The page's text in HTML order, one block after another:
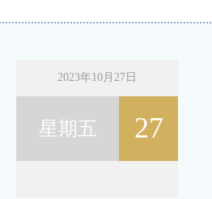
2023年10月27日
星期五 27